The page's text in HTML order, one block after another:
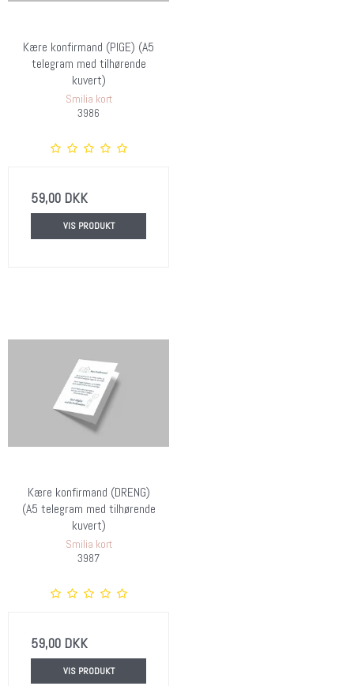
Kære konfirmand (PIGE) (A5
telegram med tilhørende
kuvert)
Smilia kort
3986
59,00 DKK
VIS PRODUKT
Kære konfirmand (DRENG)
(A5 telegram med tilhørende
kuvert)
Smilia kort
3987
59,00 DKK
VIS PRODUKT